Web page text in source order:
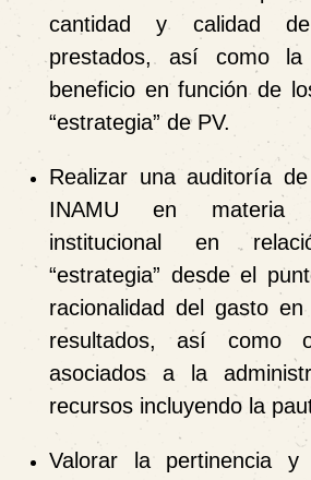
cantidad y calidad
prestados, así como la
beneficio en función de
“estrategia” de PV.
Realizar una auditoría
INAMU en materia
institucional en
“estrategia” desde el
racionalidad del gasto
resultados, así como
asociados a la
recursos incluyendo la
Valorar la pertinencia